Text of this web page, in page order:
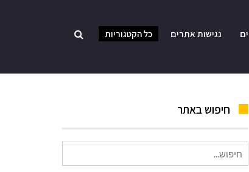
נגישות אתרים כל הקטגוריות
חיפוש באתר
עבור: